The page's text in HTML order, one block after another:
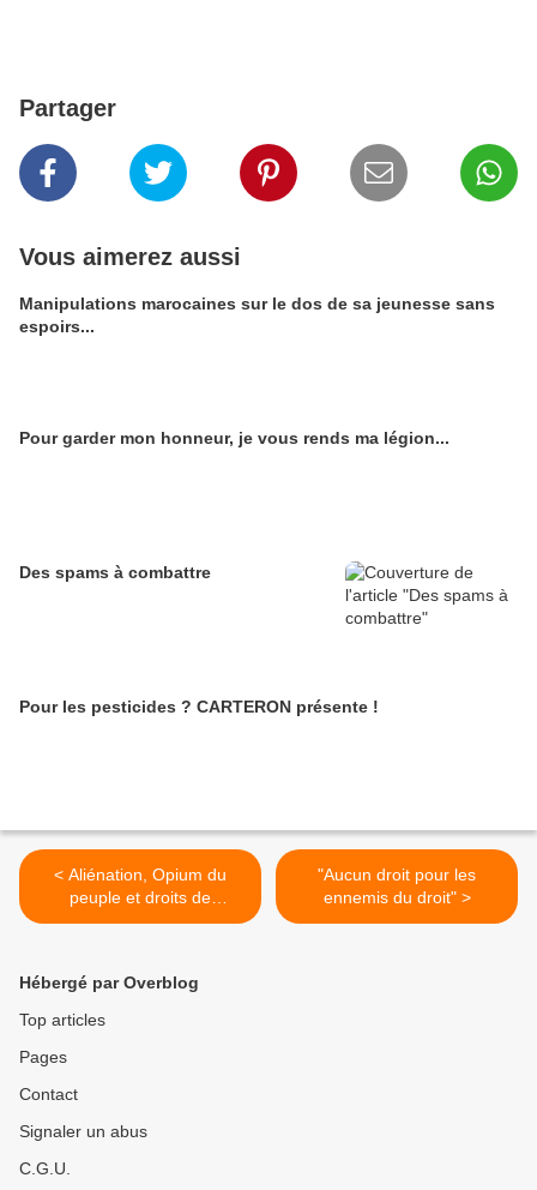
Partager
Vous aimerez aussi
Manipulations marocaines sur le dos de sa jeunesse sans
espoirs...
Pour garder mon honneur, je vous rends ma légion...
Des spams à combattre
Pour les pesticides ? CARTERON présente !
< Aliénation, Opium du
peuple et droits de
lhommisme
"Aucun droit pour les
ennemis du droit" >
Hébergé par Overblog
Top articles
Pages
Contact
Signaler un abus
C.G.U.